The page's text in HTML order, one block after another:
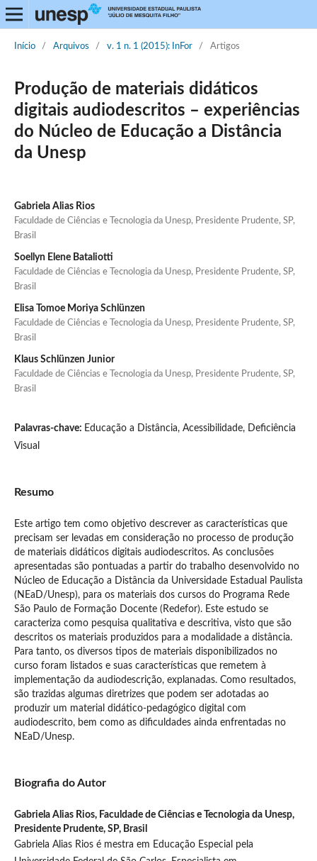
Início / Arquivos / v. 1 n. 1 (2015): InFor / Artigos
Produção de materiais didáticos
digitais audiodescritos – experiências
do Núcleo de Educação a Distância
da Unesp
Gabriela Alias Rios
Faculdade de Ciências e Tecnologia da Unesp, Presidente Prudente, SP,
Brasil
Soellyn Elene Bataliotti
Faculdade de Ciências e Tecnologia da Unesp, Presidente Prudente, SP,
Brasil
Elisa Tomoe Moriya Schlünzen
Faculdade de Ciências e Tecnologia da Unesp, Presidente Prudente, SP,
Brasil
Klaus Schlünzen Junior
Faculdade de Ciências e Tecnologia da Unesp, Presidente Prudente, SP,
Brasil
Palavras-chave: Educação a Distância, Acessibilidade, Deficiência
Visual
Resumo
Este artigo tem como objetivo descrever as características que
precisam ser levadas em consideração no processo de produção
de materiais didáticos digitais audiodescritos. As conclusões
apresentadas são pontuadas a partir do trabalho desenvolvido no
Núcleo de Educação a Distância da Universidade Estadual Paulista
(NEaD/Unesp), para os materiais dos cursos do Programa Rede
São Paulo de Formação Docente (Redefor). Este estudo se
caracteriza como pesquisa qualitativa e descritiva, visto que são
descritos os materiais produzidos para a modalidade a distância.
Para tanto, os diversos tipos de materiais disponibilizados no
curso foram listados e suas características que remetem à
implementação da audiodescrição, explanadas. Como resultados,
são trazidas algumas diretrizes que podem ser adotadas ao
produzir um material didático-pedagógico digital com
audiodescrito, bem como as dificuldades ainda enfrentadas no
NEaD/Unesp.
Biografia do Autor
Gabriela Alias Rios, Faculdade de Ciências e Tecnologia da Unesp,
Presidente Prudente, SP, Brasil
Gabriela Alias Rios é mestra em Educação Especial pela